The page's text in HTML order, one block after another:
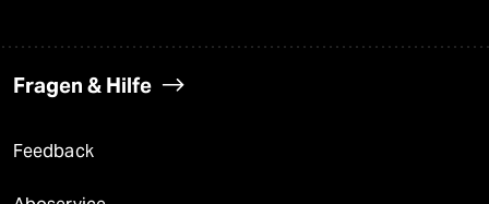
Fragen & Hilfe
Feedback